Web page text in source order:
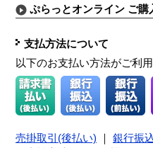
ぷらっとオンライン ご購
支払方法について
以下のお支払い方法がご利用
売掛取引(後払い) 銀行振